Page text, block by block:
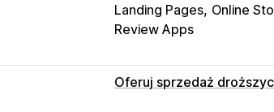
Landing Pages Online
Review Apps
Oferuj sprzedaż